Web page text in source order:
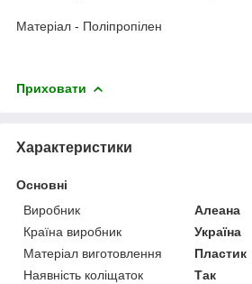
Матеріал - Поліпропілен
Приховати
Характеристики
Основні
Виробник
Алеана
Країна виробник
Україна
Матеріал виготовлення
Пластик
Наявність коліщаток
Так